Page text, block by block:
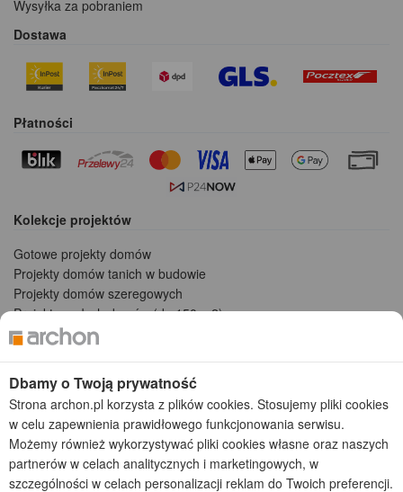
Wysyłka za pobraniem
Dostawa
Płatności
Kolekcje projektów
Gotowe projekty domów
Projekty domów tanich w budowie
Projekty domów szeregowych
Projekty małych domów (do 150 m2)
Projekty domów wielorodzinnych
Projekty domów parterowych
2026 © ARCHON+ Biuro Projektów - Tradycyjne i nowoczesne gotowe
projekty domów - autorska pracownia architektoniczna założona w 1990r.
przez arch. Barbarę Mendel
Z uwagi na ciągłe doskonalenie procesu powstawania projektów (zgodnie z
Dbamy o Twoją prywatność
Strona archon.pl korzysta z plików cookies. Stosujemy pliki cookies
w celu zapewnienia prawidłowego funkcjonowania serwisu.
Możemy również wykorzystywać pliki cookies własne oraz naszych
partnerów w celach analitycznych i marketingowych, w
szczególności w celach personalizacji reklam do Twoich preferencji.